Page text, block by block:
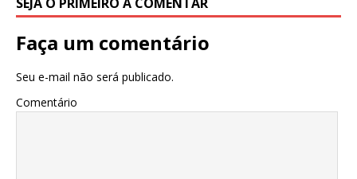
Faça um comentário
Seu e-mail não será publicado.
Comentário